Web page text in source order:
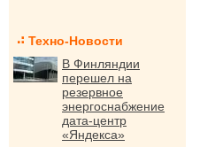
Техно-Новости
В Финляндии
перешел на
резервное
энергоснабжение
дата-центр
«Яндекса»